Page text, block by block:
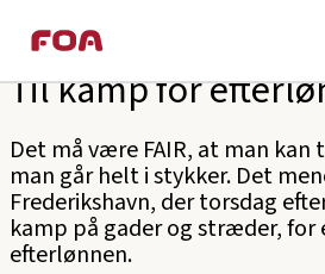
til
hovedindhold
til
hovedmenu
Sektions
menu
FOA Frederikshavn
Til kamp for
Det må være FAIR, at man
man går helt i stykker. Det
Frederikshavn, der torsdag
kamp på gader og stræder, for
efterlønnen.